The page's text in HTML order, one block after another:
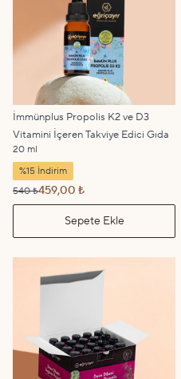
İmmünplus Propolis K2 ve D3
Vitamini İçeren Takviye Edici Gıda
20 ml
%15 İndirim
540 ₺459,00 ₺
Sepete Ekle